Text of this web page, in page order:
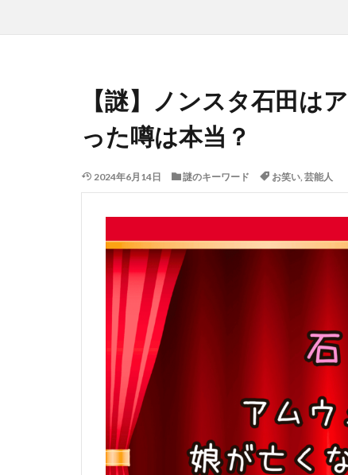
【謎】ノンスタ石田は
った噂は本当？
2024年6月14日 謎のキーワード お笑い, 芸能人